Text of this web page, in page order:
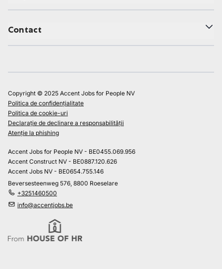
Contact
Copyright © 2025 Accent Jobs for People NV
Politica de confidențialitate
Politica de cookie-uri
Declarație de declinare a responsabilității
Atenție la phishing
Accent Jobs for People NV - BE0455.069.956
Accent Construct NV - BE0887.120.626
Accent Jobs NV - BE0654.755.146
Beversesteenweg 576, 8800 Roeselare
+3251460500
info@accentjobs.be